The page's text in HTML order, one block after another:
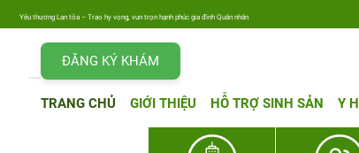
Lan tỏa – Trao hy vọng, vun trọn hạnh phúc gia đình Quân nhân
ĐĂNG KÝ KHÁM
TRANG CHỦ GIỚI THIỆU HỖ TRỢ SINH SẢN Y